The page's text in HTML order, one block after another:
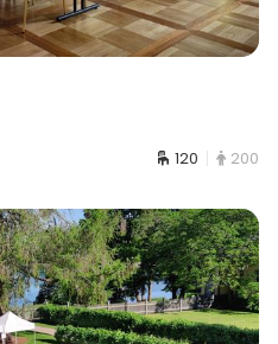
120 200